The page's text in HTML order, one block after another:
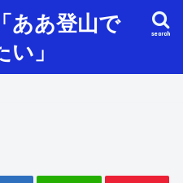
ああ登山で
い」
search